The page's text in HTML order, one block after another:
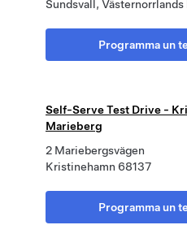
Sundsvall, Västernorrlands
Programma un
Self-Serve Test Drive -
Marieberg
2 Mariebergsvägen
Kristinehamn 68137
Programma un